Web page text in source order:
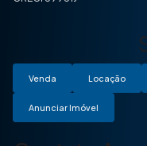
Venda Locação
Anunciar Imóvel